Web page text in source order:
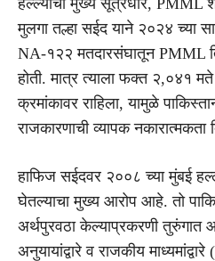
मुलगा तल्हा सईद याने २०२४ च्या
NA-१२२ मतदारसंघातून PMML
होती. मात्र त्याला फक्त २,०४१ मते
क्रमांकावर राहिला, यामुळे
राजकारणाची व्यापक
हाफिज सईदवर २००८ च्या मुंबई
घेतल्याचा मुख्य आरोप आहे. तो
अर्थपुरवठा केल्याप्रकरणी तुरुंगात
अनुयायांद्वारे व राजकीय